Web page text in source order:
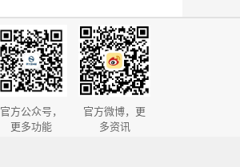
官方微博，更
多资讯
官方公众号，
更多功能